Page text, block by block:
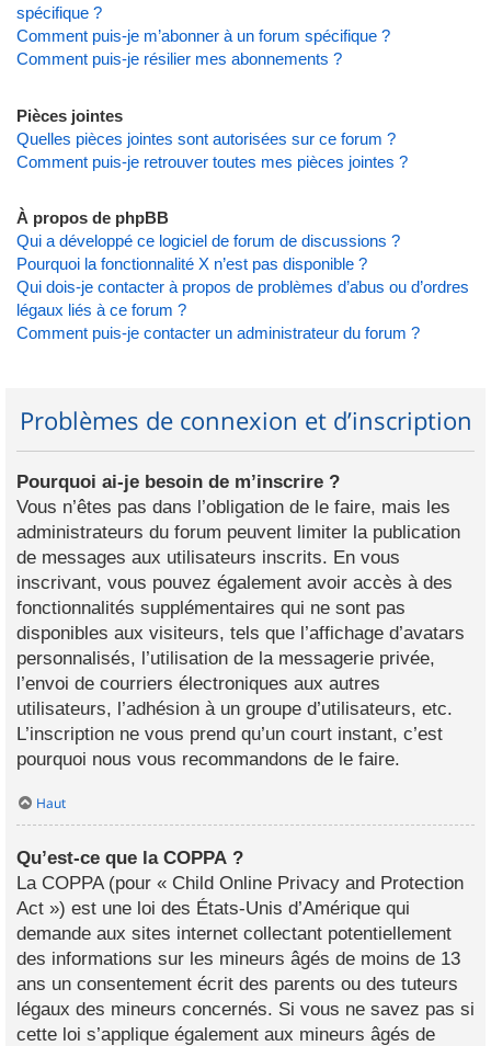
spécifique ?
Comment puis-je m’abonner à un forum spécifique ?
Comment puis-je résilier mes abonnements ?
Pièces jointes
Quelles pièces jointes sont autorisées sur ce forum ?
Comment puis-je retrouver toutes mes pièces jointes ?
À propos de phpBB
Qui a développé ce logiciel de forum de discussions ?
Pourquoi la fonctionnalité X n’est pas disponible ?
Qui dois-je contacter à propos de problèmes d’abus ou d’ordres
légaux liés à ce forum ?
Comment puis-je contacter un administrateur du forum ?
Problèmes de connexion et d’inscription
Pourquoi ai-je besoin de m’inscrire ?
Vous n’êtes pas dans l’obligation de le faire, mais les
administrateurs du forum peuvent limiter la publication
de messages aux utilisateurs inscrits. En vous
inscrivant, vous pouvez également avoir accès à des
fonctionnalités supplémentaires qui ne sont pas
disponibles aux visiteurs, tels que l’affichage d’avatars
personnalisés, l’utilisation de la messagerie privée,
l’envoi de courriers électroniques aux autres
utilisateurs, l’adhésion à un groupe d’utilisateurs, etc.
L’inscription ne vous prend qu’un court instant, c’est
pourquoi nous vous recommandons de le faire.
Haut
Qu’est-ce que la COPPA ?
La COPPA (pour « Child Online Privacy and Protection
Act ») est une loi des États-Unis d’Amérique qui
demande aux sites internet collectant potentiellement
des informations sur les mineurs âgés de moins de 13
ans un consentement écrit des parents ou des tuteurs
légaux des mineurs concernés. Si vous ne savez pas si
cette loi s’applique également aux mineurs âgés de